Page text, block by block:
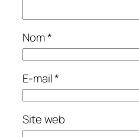
Nom*
E-mail*
Site web